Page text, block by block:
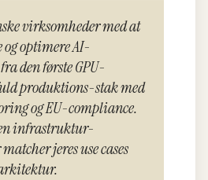
virksomheder med at
og optimere AI-
den første GPU-
produktions-stak med
og EU-compliance.
infrastruktur-
jeres use cases